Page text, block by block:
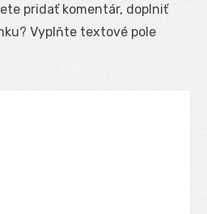
pridať komentár, doplniť
Vyplňte textové pole